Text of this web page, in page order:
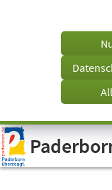
Visuelle
Assistenzsoftware
öffnen.